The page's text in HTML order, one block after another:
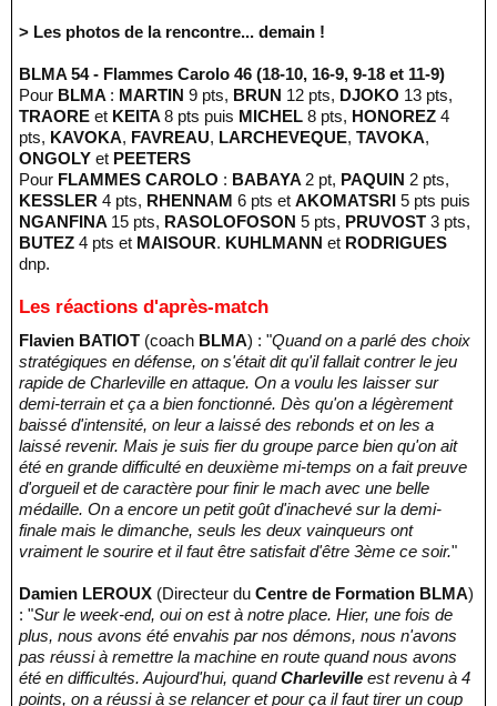
> Les photos de la rencontre... demain !
BLMA 54 - Flammes Carolo 46 (18-10, 16-9, 9-18 et 11-9)
Pour BLMA : MARTIN 9 pts, BRUN 12 pts, DJOKO 13 pts,
TRAORE et KEITA 8 pts puis MICHEL 8 pts, HONOREZ 4
pts, KAVOKA, FAVREAU, LARCHEVEQUE, TAVOKA,
ONGOLY et PEETERS
Pour FLAMMES CAROLO : BABAYA 2 pt, PAQUIN 2 pts,
KESSLER 4 pts, RHENNAM 6 pts et AKOMATSRI 5 pts puis
NGANFINA 15 pts, RASOLOFOSON 5 pts, PRUVOST 3 pts,
BUTEZ 4 pts et MAISOUR. KUHLMANN et RODRIGUES
dnp.
Les réactions d'après-match
Flavien BATIOT (coach BLMA) : "Quand on a parlé des choix
stratégiques en défense, on s'était dit qu'il fallait contrer le jeu
rapide de Charleville en attaque. On a voulu les laisser sur
demi-terrain et ça a bien fonctionné. Dès qu'on a légèrement
baissé d'intensité, on leur a laissé des rebonds et on les a
laissé revenir. Mais je suis fier du groupe parce bien qu'on ait
été en grande difficulté en deuxième mi-temps on a fait preuve
d'orgueil et de caractère pour finir le mach avec une belle
médaille. On a encore un petit goût d'inachevé sur la demi-
finale mais le dimanche, seuls les deux vainqueurs ont
vraiment le sourire et il faut être satisfait d'être 3ème ce soir."
Damien LEROUX (Directeur du Centre de Formation BLMA)
: "Sur le week-end, oui on est à notre place. Hier, une fois de
plus, nous avons été envahis par nos démons, nous n'avons
pas réussi à remettre la machine en route quand nous avons
été en difficultés. Aujourd'hui, quandCharleville est revenu à 4
points, on a réussi à se relancer et pour ça il faut tirer un coup